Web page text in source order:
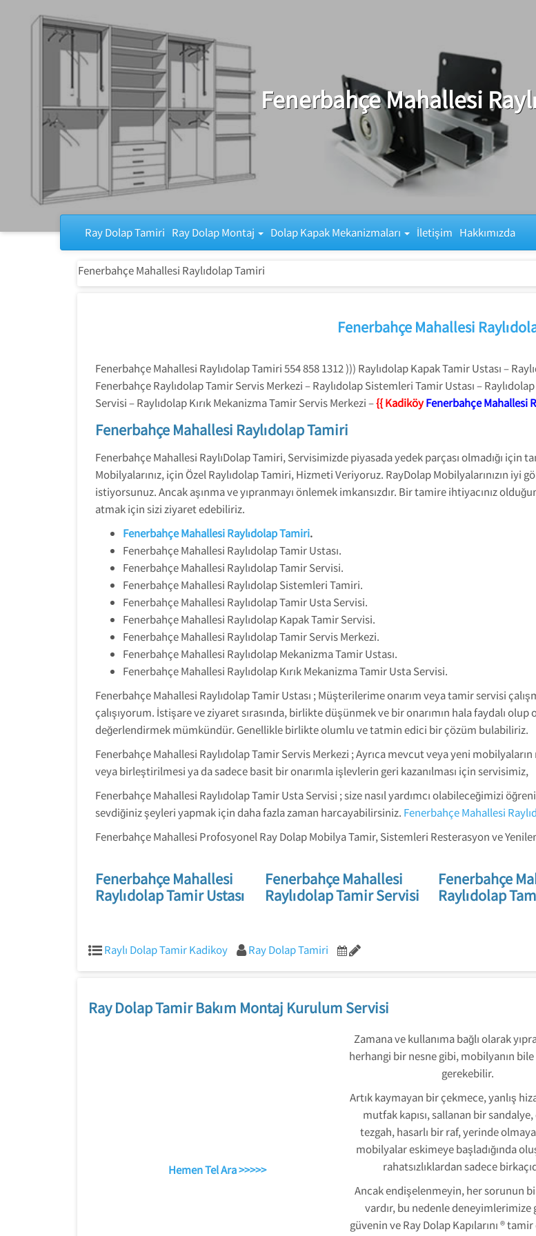
Fenerbahçe Mahallesi
Ray Dolap Tamiri Ray Dolap Montaj Dolap Kapak Mekanizmaları İletişim Hakkımızda
Fenerbahçe Mahallesi Raylıdolap Tamiri
Fenerbahçe Mahallesi
Fenerbahçe Mahallesi Raylıdolap Tamiri 554 858 1312 ))) Raylıdolap Kapak Tamir Ustası –
Fenerbahçe Raylıdolap Tamir Servis Merkezi – Raylıdolap Sistemleri Tamir Ustası –
Servisi – Raylıdolap Kırık Mekanizma Tamir Servis Merkezi –{{ KadiköyFenerbahçe Mahallesi
Fenerbahçe Mahallesi Raylıdolap Tamiri
Fenerbahçe Mahallesi RaylıDolap Tamiri, Servisimizde piyasada yedek parçası olmadığı için
Mobilyalarınız, için Özel Raylıdolap Tamiri, Hizmeti Veriyoruz. RayDolap Mobilyalarınızın iyi
istiyorsunuz. Ancak aşınma ve yıpranmayı önlemek imkansızdır. Bir tamire ihtiyacınız
atmak için sizi ziyaret edebiliriz.
Fenerbahçe Mahallesi Raylıdolap Tamiri.
Fenerbahçe Mahallesi Raylıdolap Tamir Ustası.
Fenerbahçe Mahallesi Raylıdolap Tamir Servisi.
Fenerbahçe Mahallesi Raylıdolap Sistemleri Tamiri.
Fenerbahçe Mahallesi Raylıdolap Tamir Usta Servisi.
Fenerbahçe Mahallesi Raylıdolap Kapak Tamir Servisi.
Fenerbahçe Mahallesi Raylıdolap Tamir Servis Merkezi.
Fenerbahçe Mahallesi Raylıdolap Mekanizma Tamir Ustası.
Fenerbahçe Mahallesi Raylıdolap Kırık Mekanizma Tamir Usta Servisi.
Fenerbahçe Mahallesi Raylıdolap Tamir Ustası ; Müşterilerime onarım veya tamir servisi
çalışıyorum. İstişare ve ziyaret sırasında, birlikte düşünmek ve bir onarımın hala faydalı
değerlendirmek mümkündür. Genellikle birlikte olumlu ve tatmin edici bir çözüm bulabiliriz.
Fenerbahçe Mahallesi Raylıdolap Tamir Servis Merkezi ; Ayrıca mevcut veya yeni
veya birleştirilmesi ya da sadece basit bir onarımla işlevlerin geri kazanılması için servisimiz,
Fenerbahçe Mahallesi Raylıdolap Tamir Usta Servisi ; size nasıl yardımcı olabileceğimizi
sevdiğiniz şeyleri yapmak için daha fazla zaman harcayabilirsiniz. Fenerbahçe Mahallesi
Fenerbahçe Mahallesi Profosyonel Ray Dolap Mobilya Tamir, Sistemleri Resterasyon ve
Fenerbahçe Mahallesi
Raylıdolap Tamir Ustası
Fenerbahçe Mahallesi
Raylıdolap Tamir Servisi
Fenerbahçe
Raylıdolap
Raylı Dolap Tamir Kadikoy Ray Dolap Tamiri
Ray Dolap Tamir Bakım Montaj Kurulum Servisi
Hemen Tel Ara >>>>>
Zamana ve kullanıma bağlı olarak
herhangi bir nesne gibi, mobilyanın bile
gerekebilir.
Artık kaymayan bir çekmece, yanlış
mutfak kapısı, sallanan bir
tezgah, hasarlı bir raf, yerinde
mobilyalar eskimeye başladığında
rahatsızlıklardan sadece
Ancak endişelenmeyin, her sorunun
vardır, bu nedenle deneyimlerimize
güvenin ve Ray Dolap Kapılarını ®